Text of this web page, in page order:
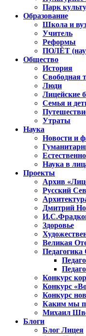
Парк
Образование
Школа и вуз
Учитель
Реформы
ПОЛЁТ
Общество
История
Свободная
Люди
Лицейские
Семья и
Утраты
Наука
Новости и
Наука в
Проекты
Архив
Русский
Дмитрий
Здоровье
Великая
Конкурс
Конкурс
Конкурс
Каким мы
Михаил
Блоги
Блог Лицея